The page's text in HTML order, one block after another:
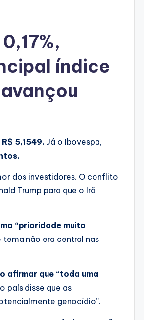
índice
R$ 5,1549. Já o Ibovespa,
dos investidores. O conflito
Trump para que o Irã
“prioridade muito
não era central nas
afirmar que “toda uma
país disse que as
genocídio”.